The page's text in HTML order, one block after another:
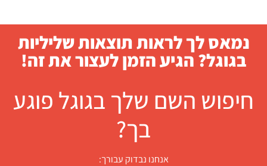
נמאס לך לראות תוצאות שליליות
בגוגל? הגיע הזמן לעצור את זה!
חיפוש השם שלך בגוגל פוגע
בך?
אנחנו נבדוק עבורך: